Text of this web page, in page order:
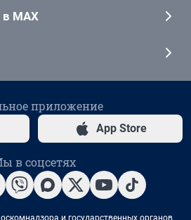
MAX
приложение
App Store
в соцсетях
и государственных органов